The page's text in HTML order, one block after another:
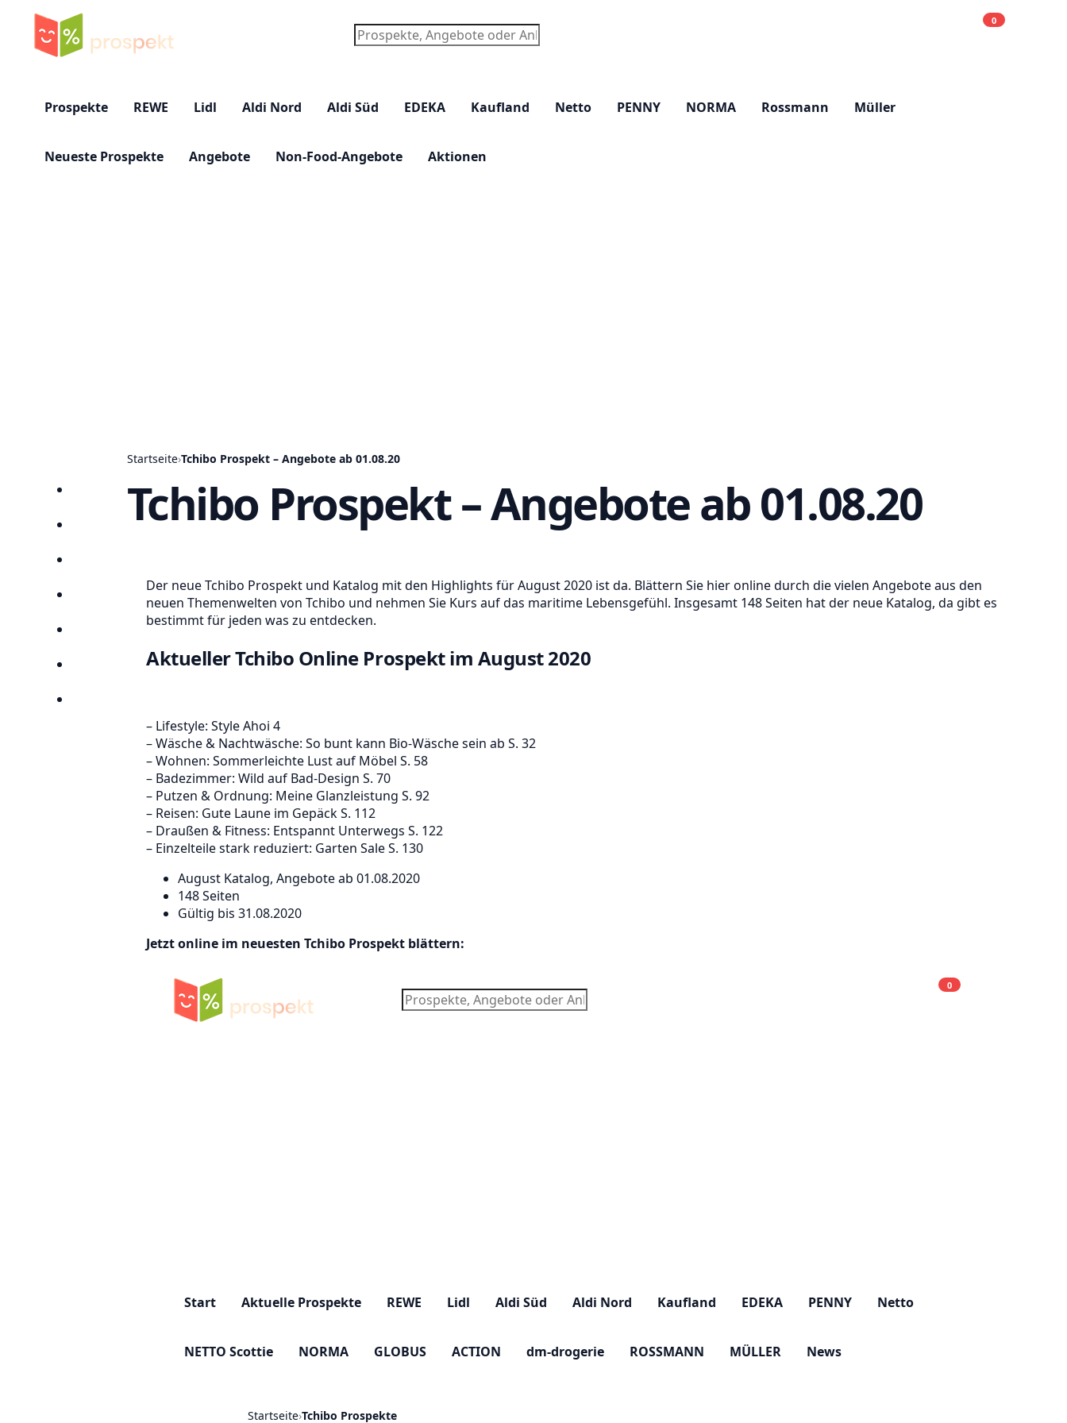
Suchen
0
Prospekte REWE Lidl Aldi Nord Aldi Süd EDEKA Kaufland Netto PENNY NORMA Rossmann Müller
Neueste Prospekte Angebote Non-Food-Angebote Aktionen
Startseite
Lieblingsprospekte
Startseite›Tchibo Prospekt – Angebote ab 01.08.20
Tchibo Prospekt – Angebote ab 01.08.20
Der neue Tchibo Prospekt und Katalog mit den Highlights für August 2020 ist da. Blättern Sie hier online durch die vielen Angebote aus den
neuen Themenwelten von Tchibo und nehmen Sie Kurs auf das maritime Lebensgefühl. Insgesamt 148 Seiten hat der neue Katalog, da gibt es
bestimmt für jeden was zu entdecken.
Aktueller Tchibo Online Prospekt im August 2020
– Lifestyle: Style Ahoi 4
– Wäsche & Nachtwäsche: So bunt kann Bio-Wäsche sein ab S. 32
– Wohnen: Sommerleichte Lust auf Möbel S. 58
– Badezimmer: Wild auf Bad-Design S. 70
– Putzen & Ordnung: Meine Glanzleistung S. 92
– Reisen: Gute Laune im Gepäck S. 112
– Draußen & Fitness: Entspannt Unterwegs S. 122
– Einzelteile stark reduziert: Garten Sale S. 130
August Katalog, Angebote ab 01.08.2020
148 Seiten
Gültig bis 31.08.2020
Jetzt online im neuesten Tchibo Prospekt blättern: